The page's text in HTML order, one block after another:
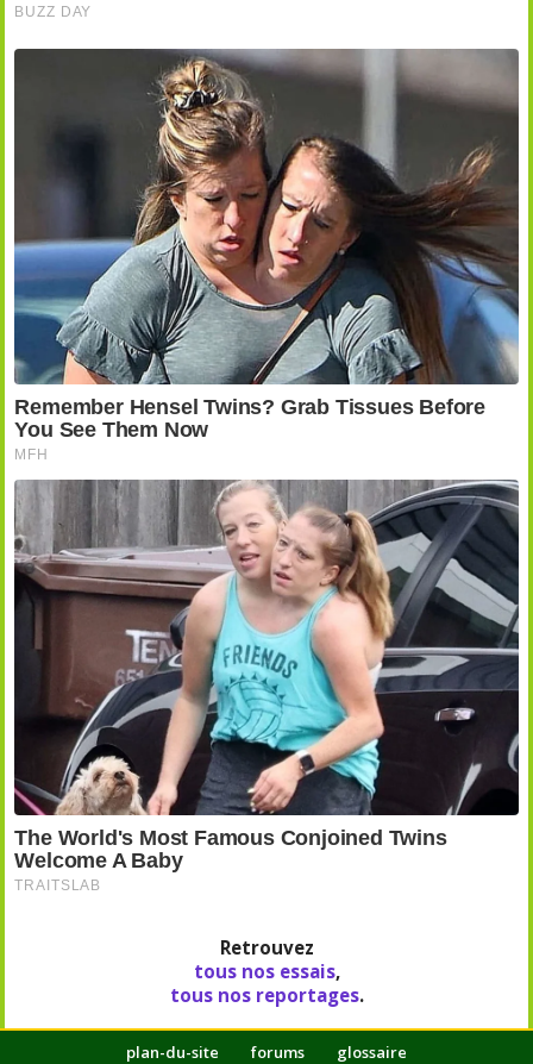
Retrouvez
tous nos essais,
tous nos reportages.
plan-du-site forums glossaire